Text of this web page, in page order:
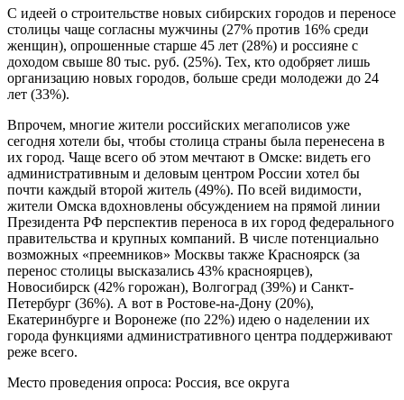
С идеей о строительстве новых сибирских городов и переносе
столицы чаще согласны мужчины (27% против 16% среди
женщин), опрошенные старше 45 лет (28%) и россияне с
доходом свыше 80 тыс. руб. (25%). Тех, кто одобряет лишь
организацию новых городов, больше среди молодежи до 24
лет (33%).
Впрочем, многие жители российских мегаполисов уже
сегодня хотели бы, чтобы столица страны была перенесена в
их город. Чаще всего об этом мечтают в Омске: видеть его
административным и деловым центром России хотел бы
почти каждый второй житель (49%). По всей видимости,
жители Омска вдохновлены обсуждением на прямой линии
Президента РФ перспектив переноса в их город федерального
правительства и крупных компаний. В числе потенциально
возможных «преемников» Москвы также Красноярск (за
перенос столицы высказались 43% красноярцев),
Новосибирск (42% горожан), Волгоград (39%) и Санкт-
Петербург (36%). А вот в Ростове-на-Дону (20%),
Екатеринбурге и Воронеже (по 22%) идею о наделении их
города функциями административного центра поддерживают
реже всего.
Место проведения опроса: Россия, все округа